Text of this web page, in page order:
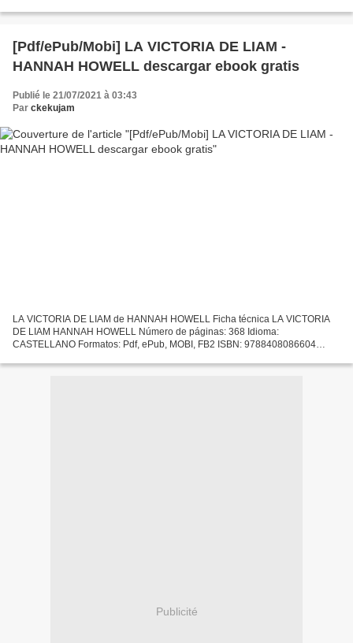
[Pdf/ePub/Mobi] LA VICTORIA DE LIAM -
HANNAH HOWELL descargar ebook gratis
Publié le 21/07/2021 à 03:43
Par ckekujam
LA VICTORIA DE LIAM de HANNAH HOWELL Ficha técnica LA VICTORIA
DE LIAM HANNAH HOWELL Número de páginas: 368 Idioma:
CASTELLANO Formatos: Pdf, ePub, MOBI, FB2 ISBN: 9788408086604
descargar...
Publicité